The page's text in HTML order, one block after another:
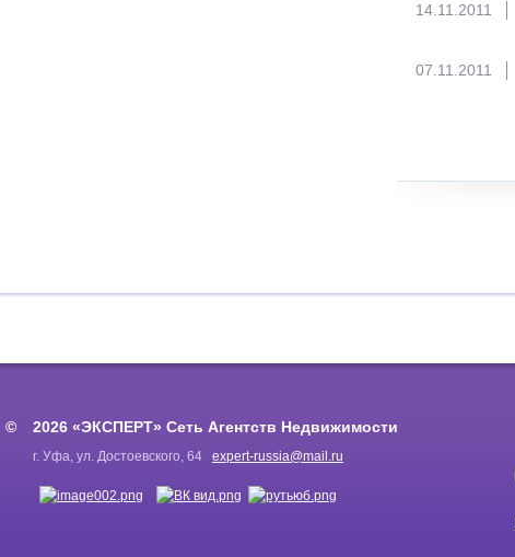
14.11.2011
07.11.2011
2026 «ЭКСПЕРТ» Сеть Агентств Недвижимости
г. Уфа, ул. Достоевского, 64 expert-russia@mail.ru